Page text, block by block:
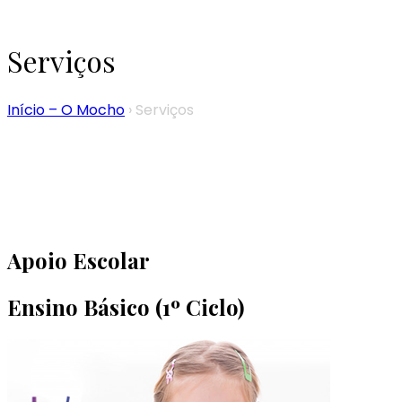
Serviços
Início – O Mocho › Serviços
Apoio Escolar
Ensino Básico (1º Ciclo)